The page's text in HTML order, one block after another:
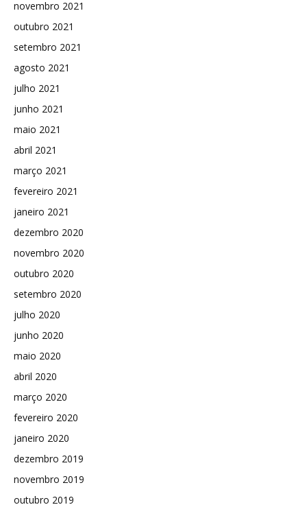
novembro 2021
outubro 2021
setembro 2021
agosto 2021
julho 2021
junho 2021
maio 2021
abril 2021
março 2021
fevereiro 2021
janeiro 2021
dezembro 2020
novembro 2020
outubro 2020
setembro 2020
julho 2020
junho 2020
maio 2020
abril 2020
março 2020
fevereiro 2020
janeiro 2020
dezembro 2019
novembro 2019
outubro 2019